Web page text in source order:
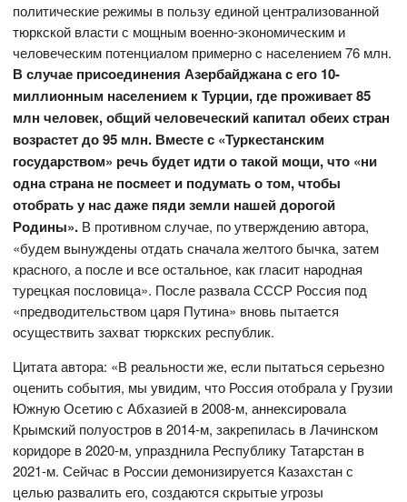
политические режимы в пользу единой централизованной
тюркской власти с мощным военно-экономическим и
человеческим потенциалом примерно c населением 76 млн.
В случае присоединения Азербайджана с его 10-
миллионным населением к Турции, где проживает 85
млн человек, общий человеческий капитал обеих стран
возрастет до 95 млн. Вместе с «Туркестанским
государством» речь будет идти о такой мощи, что «ни
одна страна не посмеет и подумать о том, чтобы
отобрать у нас даже пяди земли нашей дорогой
Родины». В противном случае, по утверждению автора,
«будем вынуждены отдать сначала желтого бычка, затем
красного, а после и все остальное, как гласит народная
турецкая пословица». После развала СССР Россия под
«предводительством царя Путина» вновь пытается
осуществить захват тюркских республик.
Цитата автора: «В реальности же, если пытаться серьезно
оценить события, мы увидим, что Россия отобрала у Грузии
Южную Осетию с Абхазией в 2008-м, аннексировала
Крымский полуостров в 2014-м, закрепилась в Лачинском
коридоре в 2020-м, упразднила Республику Татарстан в
2021-м. Сейчас в России демонизируется Казахстан с
целью развалить его, создаются скрытые угрозы